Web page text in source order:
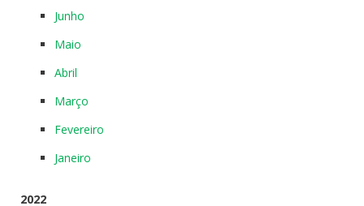
Junho
Maio
Abril
Março
Fevereiro
Janeiro
2022